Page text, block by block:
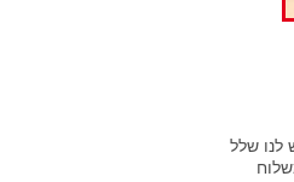
לנו שלל